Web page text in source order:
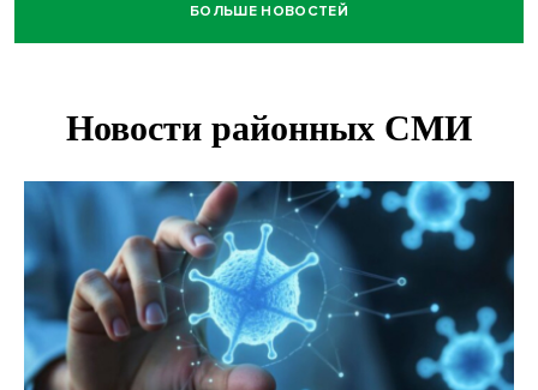
Новосибирский пенсионер насмерть забил тростью
Площадь у Монумента Славы в Новосибирске пошла
Африканский врач поразил новосибирцев в травмпункте
Академгородка
Покрытие рулежных дорожек обновили в аэропорту
Толмачево по нацпроекту
БОЛЬШЕ НОВОСТЕЙ